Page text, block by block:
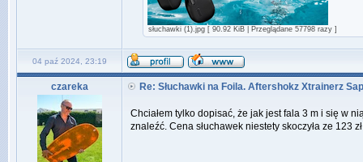
słuchawki (1).jpg [ 90.92 KiB | Przeglądane 57798 razy ]
04 paź 2024, 23:19
czareka Re: Słuchawki na Foila. Aftershokz Xtrainerz
Chciałem tylko dopisać, że jak jest fala 3 m i się w
znaleźć. Cena słuchawek niestety skoczyła ze 123